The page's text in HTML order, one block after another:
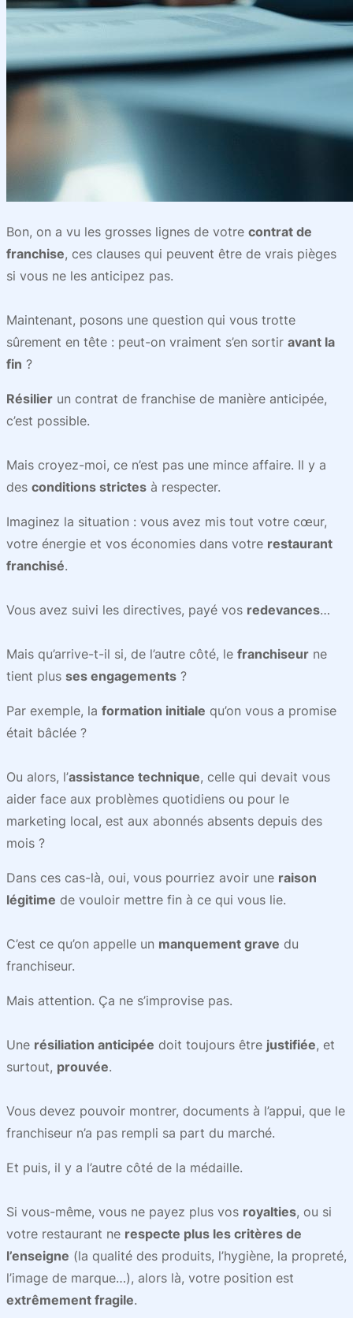
Bon, on a vu les grosses lignes de votre contrat de
franchise, ces clauses qui peuvent être de vrais pièges
si vous ne les anticipez pas.
Maintenant, posons une question qui vous trotte
sûrement en tête : peut-on vraiment s’en sortir avant la
fin ?
Résilier un contrat de franchise de manière anticipée,
c’est possible.
Mais croyez-moi, ce n’est pas une mince affaire. Il y a
des conditions strictes à respecter.
Imaginez la situation : vous avez mis tout votre cœur,
votre énergie et vos économies dans votre restaurant
franchisé.
Vous avez suivi les directives, payé vos redevances…
Mais qu’arrive-t-il si, de l’autre côté, le franchiseur ne
tient plus ses engagements ?
Par exemple, la formation initiale qu’on vous a promise
était bâclée ?
Ou alors, l’assistance technique, celle qui devait vous
aider face aux problèmes quotidiens ou pour le
marketing local, est aux abonnés absents depuis des
mois ?
Dans ces cas-là, oui, vous pourriez avoir une raison
légitime de vouloir mettre fin à ce qui vous lie.
C’est ce qu’on appelle un manquement grave du
franchiseur.
Mais attention. Ça ne s’improvise pas.
Une résiliation anticipée doit toujours être justifiée, et
surtout, prouvée.
Vous devez pouvoir montrer, documents à l’appui, que le
franchiseur n’a pas rempli sa part du marché.
Et puis, il y a l’autre côté de la médaille.
Si vous-même, vous ne payez plus vos royalties, ou si
votre restaurant ne respecte plus les critères de
l’enseigne (la qualité des produits, l’hygiène, la propreté,
l’image de marque…), alors là, votre position est
extrêmement fragile.